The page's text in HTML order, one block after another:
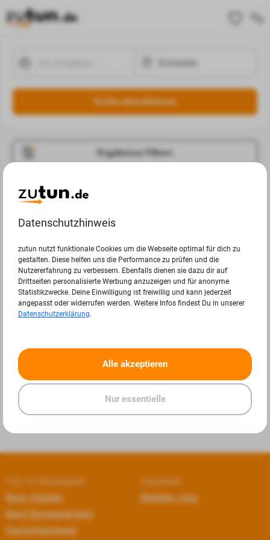
Suche aktualisieren
Ergebnisse Filtern
Jobangebote
Ergebnisse.
« »
Top 10 Arbeitgeber
Nach Städten
Nach Bundesländern
Deutschlandweit
Jobseiten
Beliebte Jobs
Datenschutzhinweis
zutun nutzt funktionale Cookies um die Webseite optimal für dich zu
gestalten. Diese helfen uns die Performance zu prüfen und die
Nutzererfahrung zu verbessern. Ebenfalls dienen sie dazu dir auf
Drittseiten personalisierte Werbung anzuzeigen und für anonyme
Statistikzwecke. Deine Einwilligung ist freiwillig und kann jederzeit
angepasst oder widerrufen werden. Weitere Infos findest Du in unserer
Datenschutzerklärung.
Alle akzeptieren
Nur essentielle